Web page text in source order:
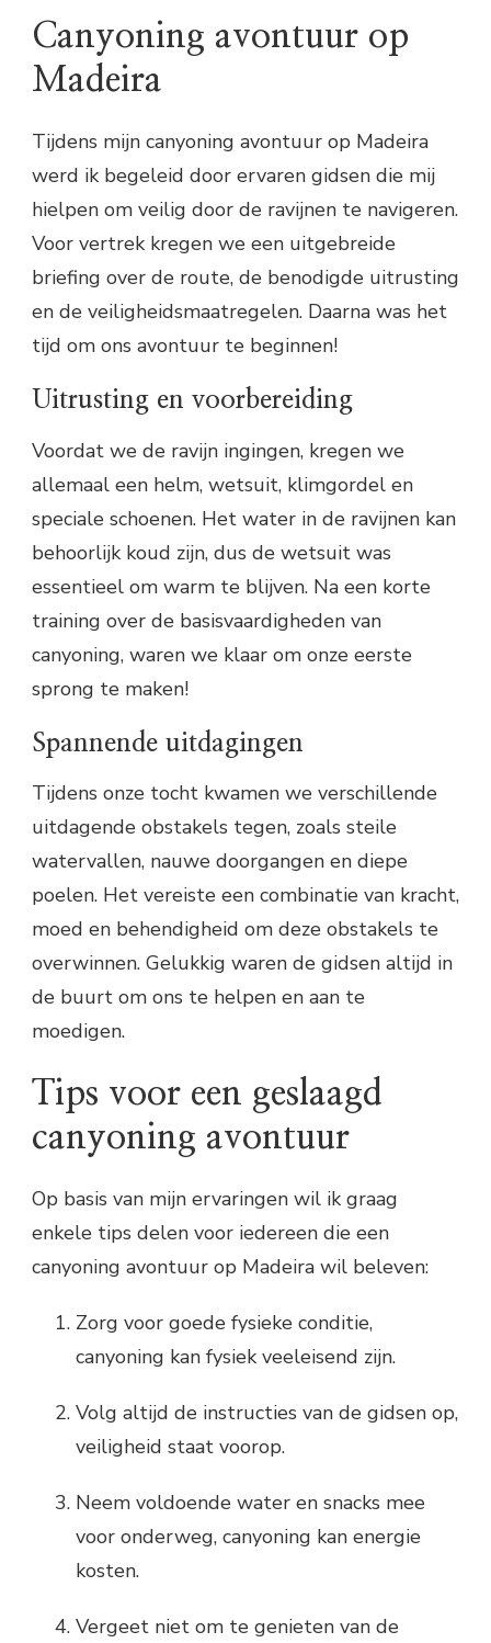
Canyoning avontuur op
Madeira
Tijdens mijn canyoning avontuur op Madeira
werd ik begeleid door ervaren gidsen die mij
hielpen om veilig door de ravijnen te navigeren.
Voor vertrek kregen we een uitgebreide
briefing over de route, de benodigde uitrusting
en de veiligheidsmaatregelen. Daarna was het
tijd om ons avontuur te beginnen!
Uitrusting en voorbereiding
Voordat we de ravijn ingingen, kregen we
allemaal een helm, wetsuit, klimgordel en
speciale schoenen. Het water in de ravijnen kan
behoorlijk koud zijn, dus de wetsuit was
essentieel om warm te blijven. Na een korte
training over de basisvaardigheden van
canyoning, waren we klaar om onze eerste
sprong te maken!
Spannende uitdagingen
Tijdens onze tocht kwamen we verschillende
uitdagende obstakels tegen, zoals steile
watervallen, nauwe doorgangen en diepe
poelen. Het vereiste een combinatie van kracht,
moed en behendigheid om deze obstakels te
overwinnen. Gelukkig waren de gidsen altijd in
de buurt om ons te helpen en aan te
moedigen.
Tips voor een geslaagd
canyoning avontuur
Op basis van mijn ervaringen wil ik graag
enkele tips delen voor iedereen die een
canyoning avontuur op Madeira wil beleven:
Zorg voor goede fysieke conditie,
canyoning kan fysiek veeleisend zijn.
Volg altijd de instructies van de gidsen op,
veiligheid staat voorop.
Neem voldoende water en snacks mee
voor onderweg, canyoning kan energie
kosten.
Vergeet niet om te genieten van de